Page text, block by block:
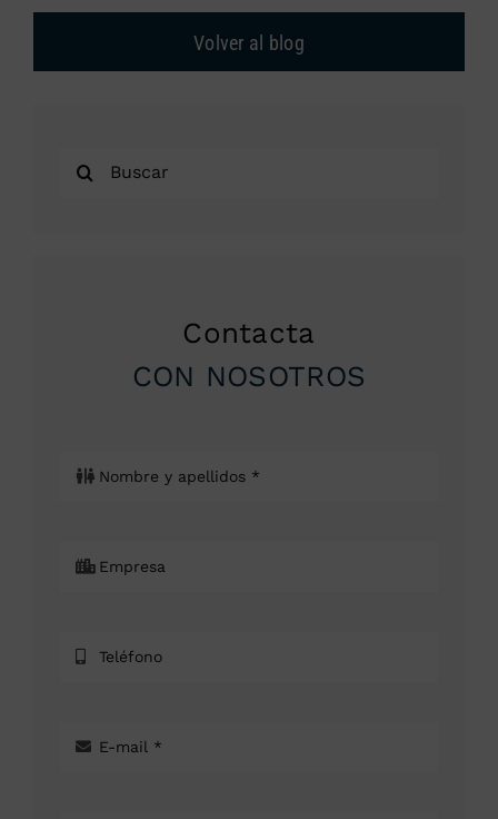
Volver al blog
Buscar:
Contacta
CON NOSOTROS